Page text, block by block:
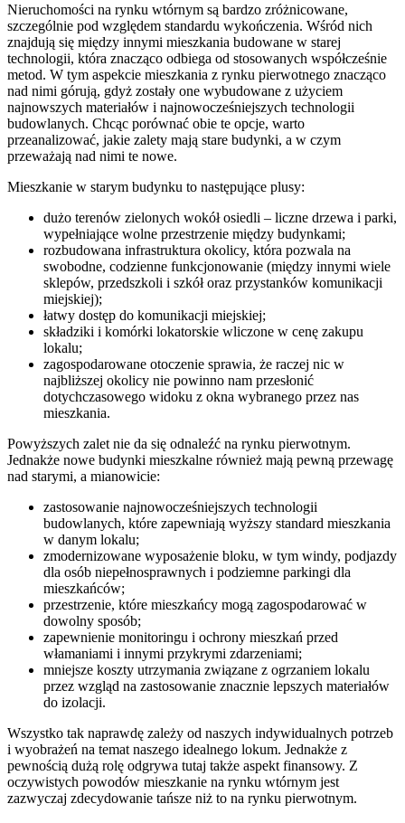
Nieruchomości na rynku wtórnym są bardzo zróżnicowane,
szczególnie pod względem standardu wykończenia. Wśród nich
znajdują się między innymi mieszkania budowane w starej
technologii, która znacząco odbiega od stosowanych współcześnie
metod. W tym aspekcie mieszkania z rynku pierwotnego znacząco
nad nimi górują, gdyż zostały one wybudowane z użyciem
najnowszych materiałów i najnowocześniejszych technologii
budowlanych. Chcąc porównać obie te opcje, warto
przeanalizować, jakie zalety mają stare budynki, a w czym
przeważają nad nimi te nowe.
Mieszkanie w starym budynku to następujące plusy:
dużo terenów zielonych wokół osiedli – liczne drzewa i parki,
wypełniające wolne przestrzenie między budynkami;
rozbudowana infrastruktura okolicy, która pozwala na
swobodne, codzienne funkcjonowanie (między innymi wiele
sklepów, przedszkoli i szkół oraz przystanków komunikacji
miejskiej);
łatwy dostęp do komunikacji miejskiej;
składziki i komórki lokatorskie wliczone w cenę zakupu
lokalu;
zagospodarowane otoczenie sprawia, że raczej nic w
najbliższej okolicy nie powinno nam przesłonić
dotychczasowego widoku z okna wybranego przez nas
mieszkania.
Powyższych zalet nie da się odnaleźć na rynku pierwotnym.
Jednakże nowe budynki mieszkalne również mają pewną przewagę
nad starymi, a mianowicie:
zastosowanie najnowocześniejszych technologii
budowlanych, które zapewniają wyższy standard mieszkania
w danym lokalu;
zmodernizowane wyposażenie bloku, w tym windy, podjazdy
dla osób niepełnosprawnych i podziemne parkingi dla
mieszkańców;
przestrzenie, które mieszkańcy mogą zagospodarować w
dowolny sposób;
zapewnienie monitoringu i ochrony mieszkań przed
włamaniami i innymi przykrymi zdarzeniami;
mniejsze koszty utrzymania związane z ogrzaniem lokalu
przez wzgląd na zastosowanie znacznie lepszych materiałów
do izolacji.
Wszystko tak naprawdę zależy od naszych indywidualnych potrzeb
i wyobrażeń na temat naszego idealnego lokum. Jednakże z
pewnością dużą rolę odgrywa tutaj także aspekt finansowy. Z
oczywistych powodów mieszkanie na rynku wtórnym jest
zazwyczaj zdecydowanie tańsze niż to na rynku pierwotnym.